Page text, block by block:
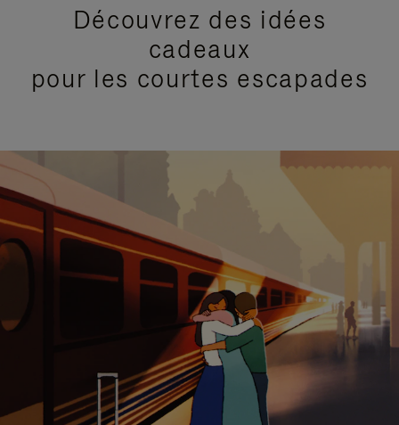
Découvrez des idées
cadeaux
pour les courtes escapades